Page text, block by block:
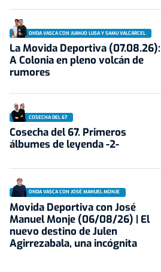
ONDA VASCA CON JUANJO LUSA Y SAMU VALCÁRCEL
La Movida Deportiva (07.08.26):
A Colonia en pleno volcán de
rumores
COSECHA DEL 67
Cosecha del 67. Primeros
álbumes de leyenda -2-
ONDA VASCA CON JOSÉ MANUEL MONJE
Movida Deportiva con José
Manuel Monje (06/08/26) | El
nuevo destino de Julen
Agirrezabala, una incógnita